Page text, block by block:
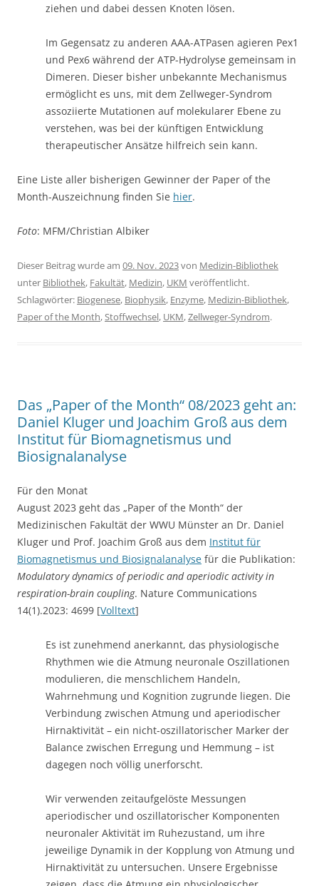
ziehen und dabei dessen Knoten lösen.
Im Gegensatz zu anderen AAA-ATPasen agieren Pex1
und Pex6 während der ATP-Hydrolyse gemeinsam in
Dimeren. Dieser bisher unbekannte Mechanismus
ermöglicht es uns, mit dem Zellweger-Syndrom
assoziierte Mutationen auf molekularer Ebene zu
verstehen, was bei der künftigen Entwicklung
therapeutischer Ansätze hilfreich sein kann.
Eine Liste aller bisherigen Gewinner der Paper of the
Month-Auszeichnung finden Sie hier.
Foto: MFM/Christian Albiker
Dieser Beitrag wurde am 09. Nov. 2023von Medizin-Bibliothek
unter Bibliothek, Fakultät, Medizin, UKM veröffentlicht.
Schlagwörter: Biogenese, Biophysik, Enzyme, Medizin-Bibliothek,
Paper of the Month,Stoffwechsel, UKM,Zellweger-Syndrom.
Das „Paper of the Month“ 08/2023 geht an:
Daniel Kluger und Joachim Groß aus dem
Institut für Biomagnetismus und
Biosignalanalyse
Für den Monat
August 2023 geht das „Paper of the Month“ der
Medizinischen Fakultät der WWU Münster an Dr. Daniel
Kluger und Prof. Joachim Groß aus dem Institut für
Biomagnetismus und Biosignalanalyse für die Publikation:
Modulatory dynamics of periodic and aperiodic activity in
respiration-brain coupling. Nature Communications
14(1).2023: 4699 [Volltext]
Es ist zunehmend anerkannt, das physiologische
Rhythmen wie die Atmung neuronale Oszillationen
modulieren, die menschlichem Handeln,
Wahrnehmung und Kognition zugrunde liegen. Die
Verbindung zwischen Atmung und aperiodischer
Hirnaktivität – ein nicht-oszillatorischer Marker der
Balance zwischen Erregung und Hemmung – ist
dagegen noch völlig unerforscht.
Wir verwenden zeitaufgelöste Messungen
aperiodischer und oszillatorischer Komponenten
neuronaler Aktivität im Ruhezustand, um ihre
jeweilige Dynamik in der Kopplung von Atmung und
Hirnaktivität zu untersuchen. Unsere Ergebnisse